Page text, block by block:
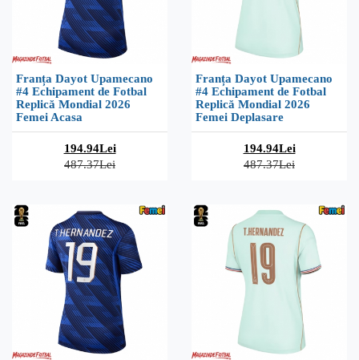
Franța Dayot Upamecano
#4 Echipament de Fotbal
Replică Mondial 2026
Femei Acasa
194.94Lei
487.37Lei
Franța Dayot Upamecano
#4 Echipament de Fotbal
Replică Mondial 2026
Femei Deplasare
194.94Lei
487.37Lei